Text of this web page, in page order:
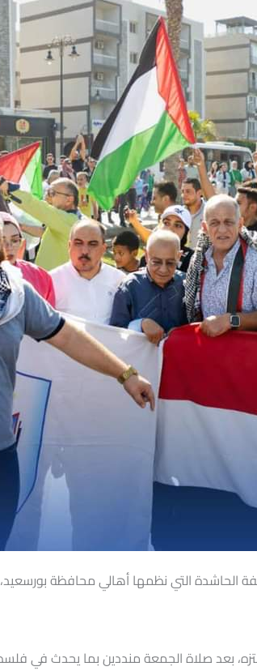
التي نظمها أهالي محافظة بورسعيد،
أهالي محافظة بورسعيد، في ميدان 3/7 بحديقة المنتزه، بعد صلاة